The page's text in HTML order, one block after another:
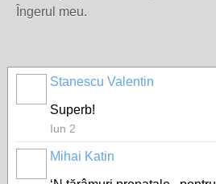
Îngerul meu.
Stanescu Valentin
Superb!
Iun 2
Mihai Katin